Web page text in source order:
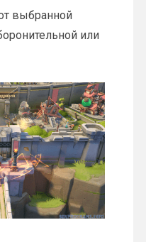
выбранной
или